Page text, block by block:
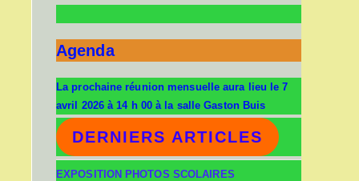
Agenda
La prochaine réunion mensuelle aura lieu le 7
avril 2026 à 14 h 00 à la salle Gaston Buis
DERNIERS ARTICLES
EXPOSITION PHOTOS SCOLAIRES